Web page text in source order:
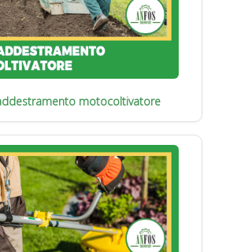
motocoltivatore